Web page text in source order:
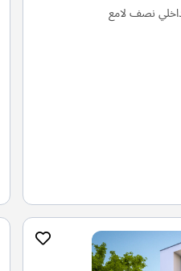
نصف لامع